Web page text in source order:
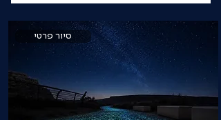
סיור פרטי